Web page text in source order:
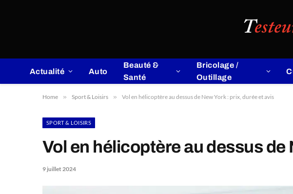
Actualité Auto
Beauté &
Santé
Bricolage /
Outillage
Home » Sport & Loisirs » Vol en hélicoptère au dessus de New York : prix, durée et avis
SPORT & LOISIRS
Vol en hélicoptère au dessus de
9 juillet 2024